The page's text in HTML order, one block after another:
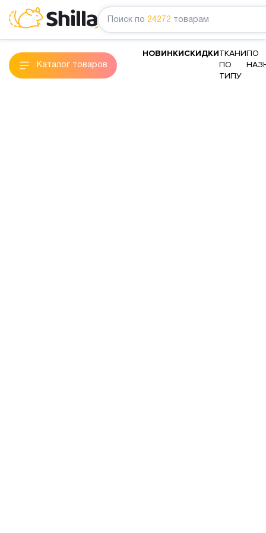
Поиск по 24272 товарам
Каталог товаров
НОВИНКИСКИДКИТКАНИ
ПО
ТИПУ
ПО